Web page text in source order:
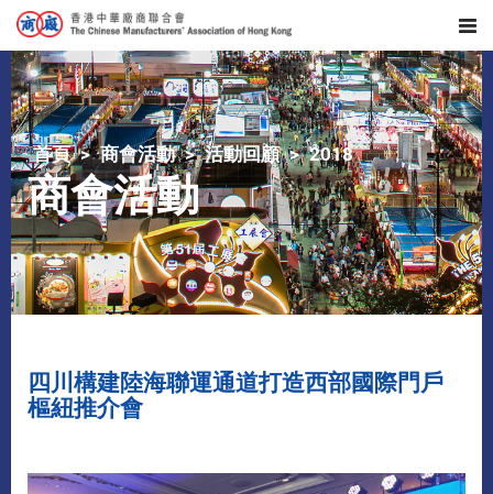
首頁 商會活動 活動回顧 2018
商會活動
四川構建陸海聯運通道打造西部國際門戶
樞紐推介會